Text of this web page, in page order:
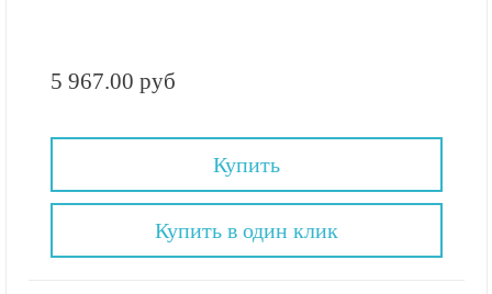
5 967.00 руб
Купить
Купить в один клик